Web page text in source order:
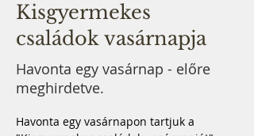
Kisgyermekes
családok vasárnapja
Havonta egy vasárnap - előre
meghirdetve.
Havonta egy vasárnapon tartjuk a